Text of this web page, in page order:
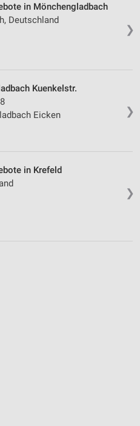
❯
in Mönchengladbach
Deutschland
❯
Kuenkelstr.
Eicken
❯
in Krefeld